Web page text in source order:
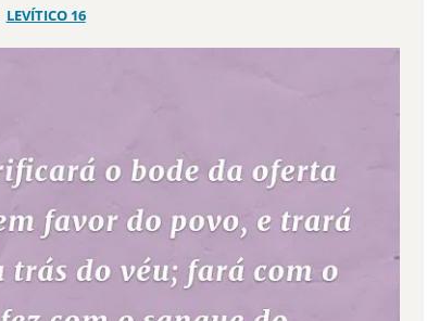
LEVÍTICO 16